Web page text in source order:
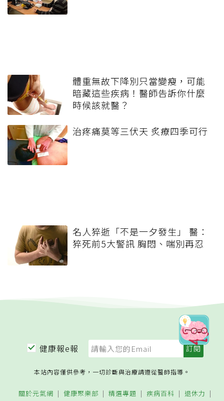
體重無故下降別只當變瘦，可能
暗藏這些疾病！醫師告訴你什麼
時候該就醫？
治疼痛莫等三伏天 炙療四季可行
名人猝逝「不是一夕發生」 醫：
猝死前5大警訊 胸悶、喘別再忍
健康報e報
本站內容僅供參考，一切診斷與治療請遵從醫師指導。
關於元氣網 健康聚樂部 精選專題 疾病百科 退休力